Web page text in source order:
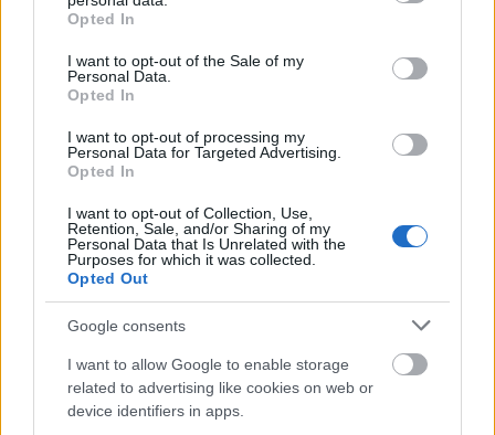
grant or deny consent to Google and its third-party tags to
use your data for below specified purposes in below Google
consent section.
Opted In
I want to opt-out of the Sale of my
Personal Data.
Opted In
I want to opt-out of processing my
Personal Data for Targeted Advertising.
Opted In
I want to opt-out of Collection, Use,
Retention, Sale, and/or Sharing of my
Personal Data that Is Unrelated with the
Purposes for which it was collected.
Opted Out
Google consents
I want to allow Google to enable storage
related to advertising like cookies on web or
device identifiers in apps.
ΑΣΕΠ: Εξ αποστάσεως η πιο Εύκολη
Πιστοποίηση Υπολογιστών σε 2
μέρες
ειδήσεις.
Βάλε το proson.gr στα αποτελέσματα
αναζήτησης της Google
Δημοφιλείς Ειδήσεις